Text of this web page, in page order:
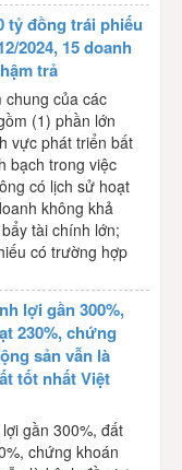
tỷ đồng trái phiếu
2024, 15 doanh
trả
chung của các
(1) phần lớn
vực phát triển bất
bạch trong việc
có lịch sử hoạt
không khả
tài chính lớn;
có trường hợp
lợi gần 300%,
230%, chứng
sản vẫn là
tốt nhất Việt
gần 300%, đất
chứng khoán